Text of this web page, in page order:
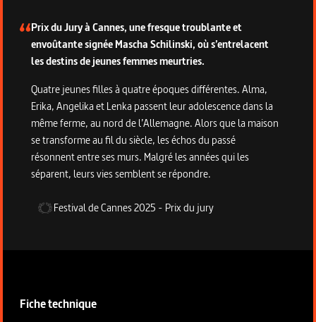
Prix du Jury à Cannes, une fresque troublante et
envoûtante signée Mascha Schilinski, où s’entrelacent
les destins de jeunes femmes meurtries.
Quatre jeunes filles à quatre époques différentes. Alma,
Erika, Angelika et Lenka passent leur adolescence dans la
même ferme, au nord de l’Allemagne. Alors que la maison
se transforme au fil du siècle, les échos du passé
résonnent entre ses murs. Malgré les années qui les
séparent, leurs vies semblent se répondre.
Festival de Cannes2025 - Prix du jury
Fiche technique